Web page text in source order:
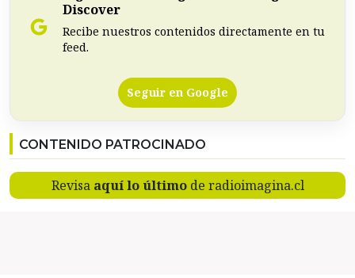
Discover
Recibe nuestros contenidos directamente en tu
feed.
Seguir en Google
CONTENIDO PATROCINADO
Revisa aquí lo últimode radioimagina.cl